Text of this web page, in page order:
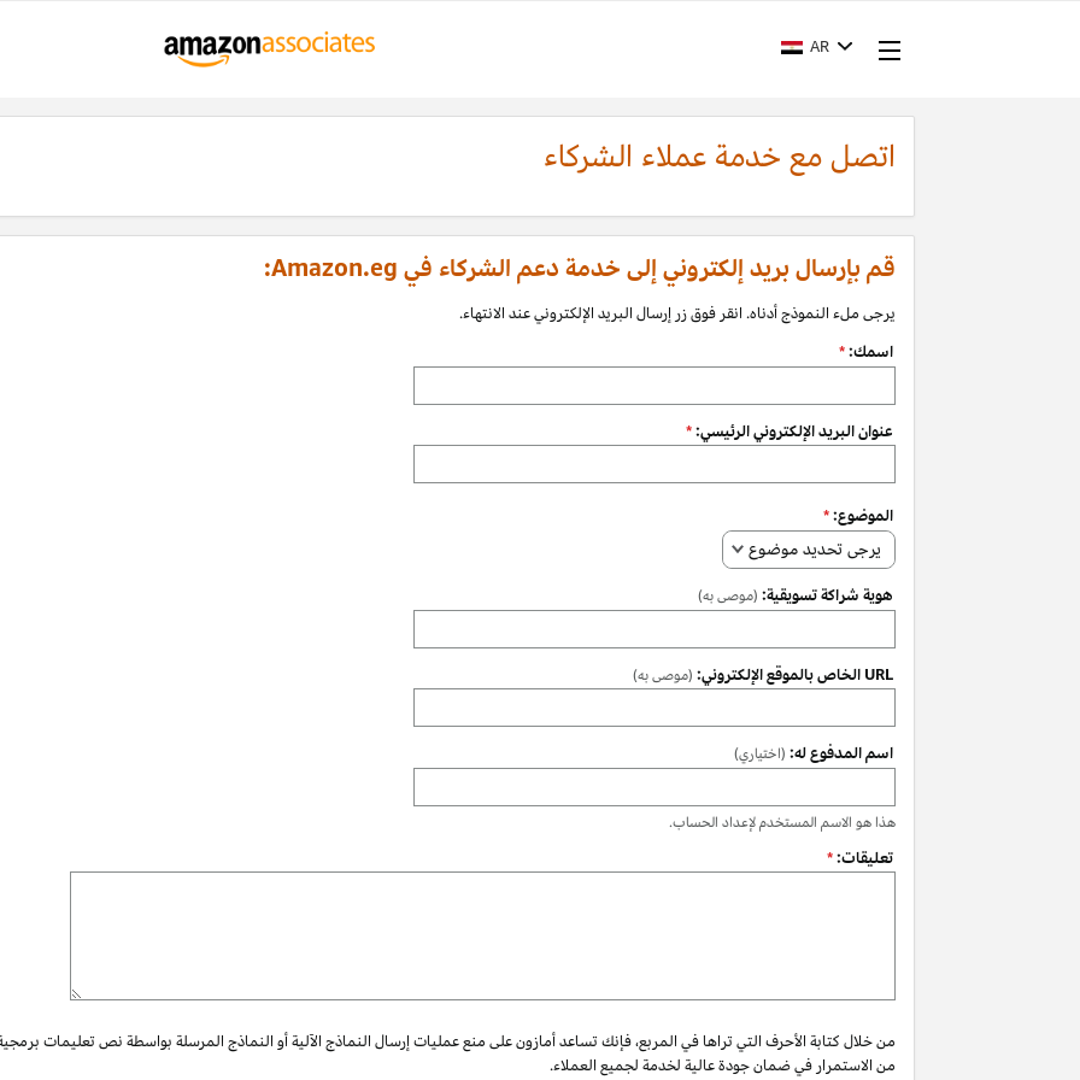
AR
اتصل مع خدمة عملاء الشركاء
قم بإرسال بريد إلكتروني إلى خدمة دعم الشركاء في Amazon.eg:
يرجى ملء النموذج أدناه. انقر فوق زر إرسال البريد الإلكتروني عند الانتهاء.
اسمك:*
عنوان البريد الإلكتروني الرئيسي:*
الموضوع:*
يرجى تحديد موضوع
هوية شراكة تسويقية: (موصى به)
URL الخاص بالموقع الإلكتروني: (موصى به)
اسم المدفوع له: (اختياري)
هذا هو الاسم المستخدم لإعداد الحساب.
تعليقات:*
من خلال كتابة الأحرف التي تراها في المربع، فإنك تساعد أمازون على منع عمليات إرسال النماذج الآلية أو النماذج المرسلة بواسطة نص تعليمات
من الاستمرار في ضمان جودة عالية لخدمة لجميع العملاء.